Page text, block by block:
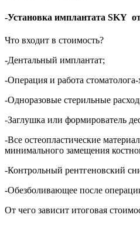
-Установка имплантата SKY
Что входит в стоимость?
-Дентальный имплантат;
-Операция и работа стоматолога-
-Одноразовые стерильные
-Заглушка или формирователь
-Все остеопластические
минимального замещения
-Контрольный рентгеновский
-Обезболивающее после
От чего зависит итоговая